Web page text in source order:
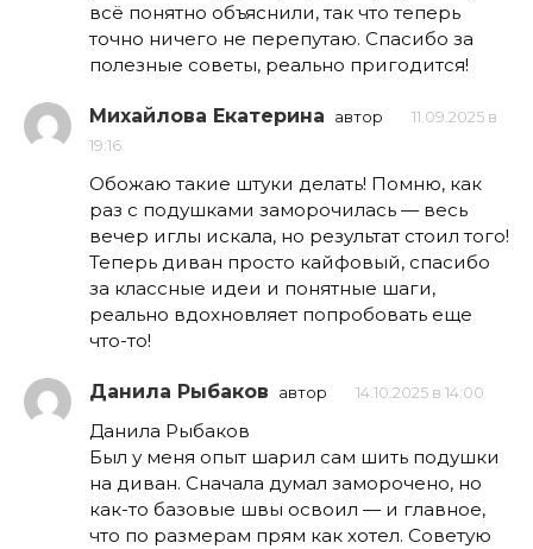
всё понятно объяснили, так что теперь
точно ничего не перепутаю. Спасибо за
полезные советы, реально пригодится!
Михайлова Екатерина автор
11.09.2025 в
19:16
Обожаю такие штуки делать! Помню, как
раз с подушками заморочилась — весь
вечер иглы искала, но результат стоил того!
Теперь диван просто кайфовый, спасибо
за классные идеи и понятные шаги,
реально вдохновляет попробовать еще
что-то!
Данила Рыбаков автор 14.10.2025 в 14:00
Данила Рыбаков
Был у меня опыт шарил сам шить подушки
на диван. Сначала думал заморочено, но
как-то базовые швы освоил — и главное,
что по размерам прям как хотел. Советую